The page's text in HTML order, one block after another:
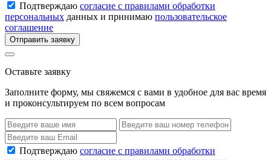
Подтверждаю согласие с правилами обработки
персональных данных и принимаю пользовательское
соглашение
Отправить заявку
Оставьте заявку
Заполните форму, мы свяжемся с вами в удобное для вас время
и проконсультируем по всем вопросам
Подтверждаю согласие с правилами обработки